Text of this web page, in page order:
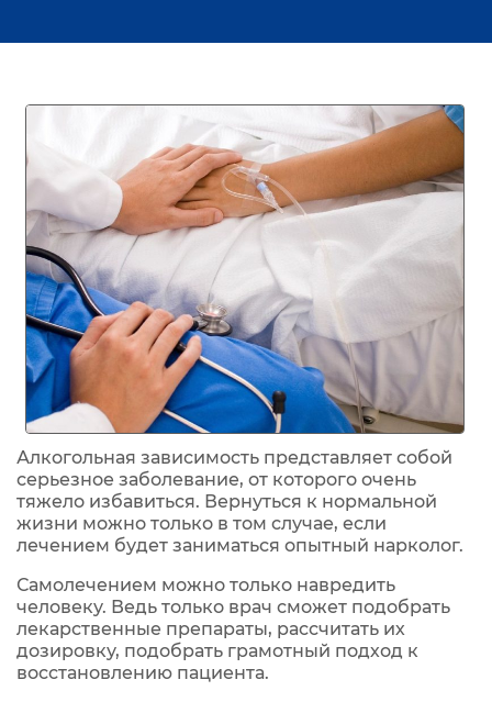
Алкогольная зависимость представляет собой
серьезное заболевание, от которого очень
тяжело избавиться. Вернуться к нормальной
жизни можно только в том случае, если
лечением будет заниматься опытный нарколог.
Самолечением можно только навредить
человеку. Ведь только врач сможет подобрать
лекарственные препараты, рассчитать их
дозировку, подобрать грамотный подход к
восстановлению пациента.